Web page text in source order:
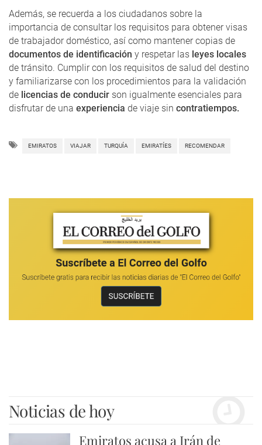
Además, se recuerda a los ciudadanos sobre la
importancia de consultar los requisitos para obtener visas
de trabajador doméstico, así como mantener copias de
documentos de identificación y respetar las leyes locales
de tránsito. Cumplir con los requisitos de salud del destino
y familiarizarse con los procedimientos para la validación
de licencias de conducir son igualmente esenciales para
disfrutar de una experiencia de viaje sin contratiempos.
EMIRATOS VIAJAR TURQUÍA EMIRATÍES RECOMENDAR
Noticias de hoy
Emiratos acusa a Irán de